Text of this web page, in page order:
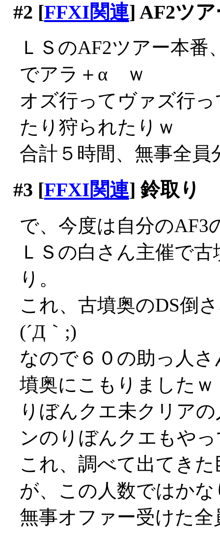
#2 [FFXI関連] AF2ツア
ＬＳのAF2ツアー本
でアラ＋α ｗ
オズ行ってヴァズ行
たり狩られたりｗ
合計５時間、無事全
#3 [FFXI関連] 鈴取り
で、今度は自分のAF3
ＬＳの白さん主催で
り。
これ、古墳奥のDS倒
(´Д｀;)
なので６０の助っ人
墳奥にこもりましたｗ
りぼんクエ未クリア
ンのりぼんクエもや
これ、調べて出てき
が、この人数ではかな
無事オファー受けた